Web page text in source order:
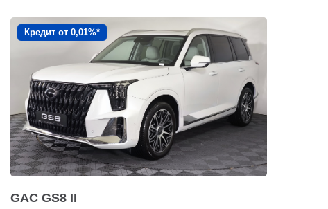
Кредит от 0,01%*
GAC GS8 II